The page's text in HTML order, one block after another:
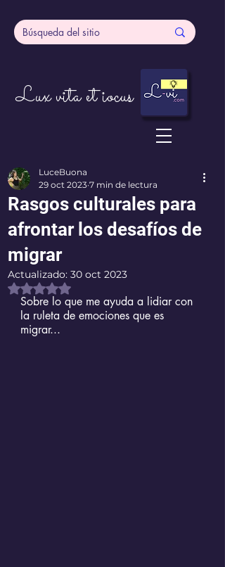
Lux vita et iocus
Rasgos culturales para
afrontar los desafíos de
migrar
LuceBuona
29 oct 2023 7 min de lectura
Actualizado: 30 oct 2023
Obtuvo NaN de 5 estrellas.
Sobre lo que me ayuda a lidiar con
la ruleta de emociones que es
migrar...